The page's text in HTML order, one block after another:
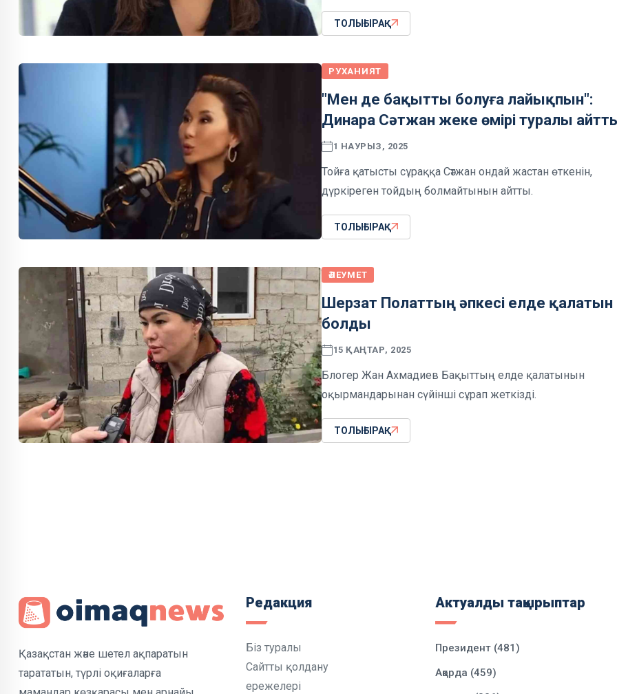
ТОЛЫҒЫРАҚ
РУХАНИЯТ
"Мен де бақытты болуға лайықпын":
Динара Сәтжан жеке өмірі туралы
1 НАУРЫЗ, 2025
Тойға қатысты сұраққа Сәтжан ондай жастан өткенін,
дүркіреген тойдың болмайтынын айтты.
ТОЛЫҒЫРАҚ
ӘЛЕУМЕТ
Шерзат Полаттың әпкесі елде қалатын
болды
15 ҚАҢТАР, 2025
Блогер Жан Ахмадиев Бақыттың елде қалатынын
оқырмандарынан сүйінші сұрап жеткізді.
ТОЛЫҒЫРАҚ
Қазақстан және шетел ақпаратын
тарататын, түрлі оқиғаларға
Редакция
Біз туралы
Сайтты қолдану
ережелері
Актуалды тақырыптар
Президент (481)
Ақорда (459)